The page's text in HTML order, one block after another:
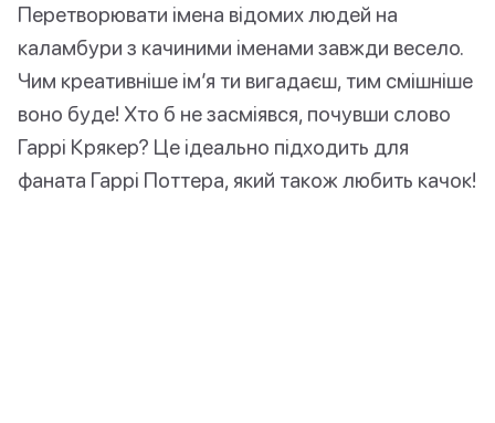
Перетворювати імена відомих людей на
каламбури з качиними іменами завжди весело.
Чим креативніше ім’я ти вигадаєш, тим смішніше
воно буде! Хто б не засміявся, почувши слово
Гаррі Крякер? Це ідеально підходить для
фаната Гаррі Поттера, який також любить качок!